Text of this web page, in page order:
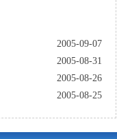
2005-09-07
2005-08-31
2005-08-26
2005-08-25